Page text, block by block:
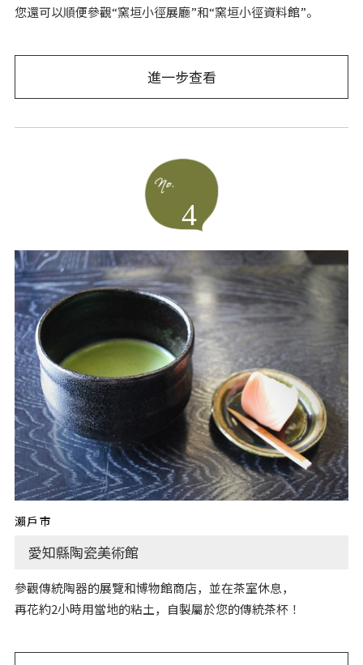
您還可以順便參觀“窯垣小徑展廳”和“窯垣小徑資料館”。
進一步查看
4
瀨戶市
愛知縣陶瓷美術館
參觀傳統陶器的展覽和博物館商店，並在茶室休息，
再花約2小時用當地的粘土，自製屬於您的傳統茶杯！